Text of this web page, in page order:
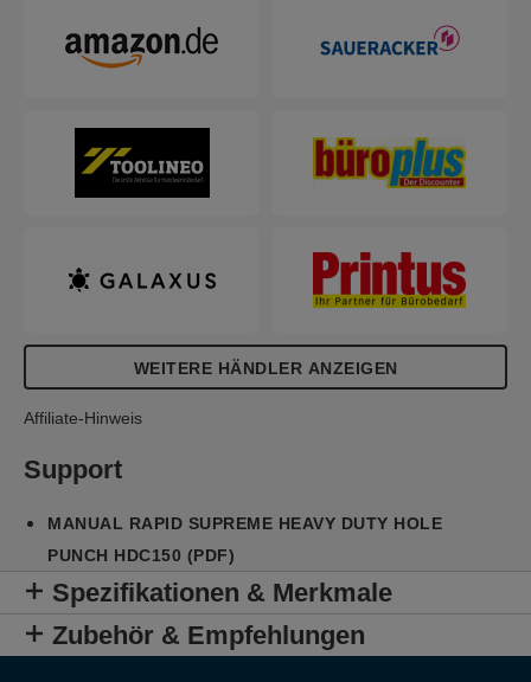
WEITERE HÄNDLER ANZEIGEN
Affiliate-Hinweis
Support
MANUAL RAPID SUPREME HEAVY DUTY HOLE
PUNCH HDC150 (PDF)
Spezifikationen & Merkmale
Zubehör & Empfehlungen